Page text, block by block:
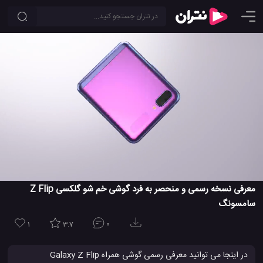
معرفی نسخه رسمی و منحصر به فرد گوشی خم شو گلکسی Z Flip
سامسونگ
1 3.7 0
در اینجا می توانید معرفی رسمی گوشی همراه Galaxy Z Flip